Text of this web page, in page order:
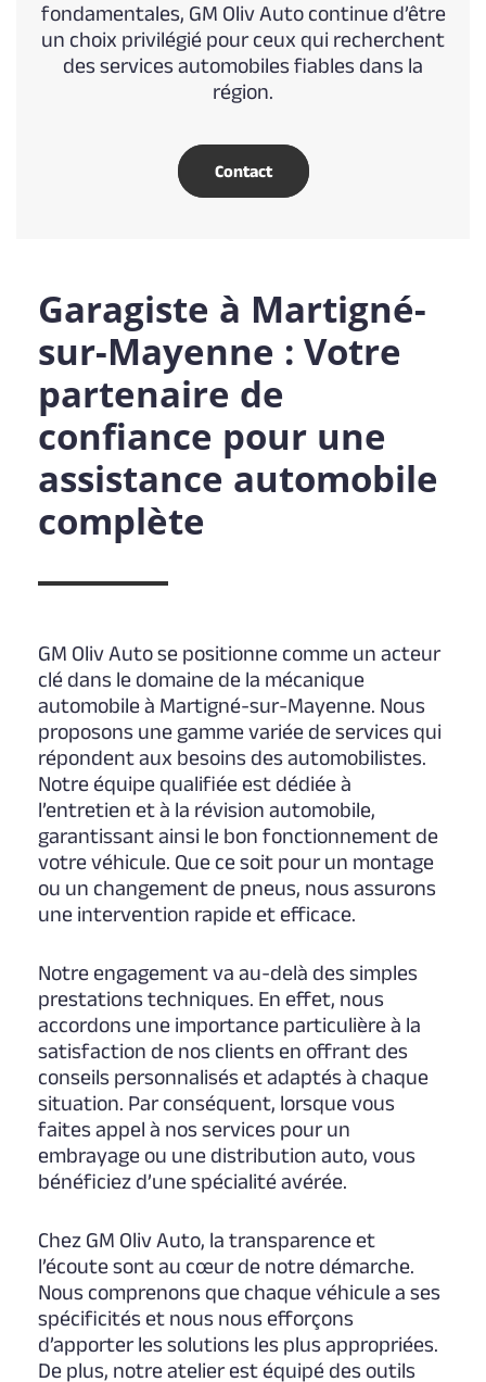
fondamentales, GM Oliv Auto continue d’être
un choix privilégié pour ceux qui recherchent
des services automobiles fiables dans la
région.
Contact
Garagiste à Martigné-
sur-Mayenne : Votre
partenaire de
confiance pour une
assistance automobile
complète
GM Oliv Auto se positionne comme un acteur
clé dans le domaine de la mécanique
automobile à Martigné-sur-Mayenne. Nous
proposons une gamme variée de services qui
répondent aux besoins des automobilistes.
Notre équipe qualifiée est dédiée à
l’entretien et à la révision automobile,
garantissant ainsi le bon fonctionnement de
votre véhicule. Que ce soit pour un montage
ou un changement de pneus, nous assurons
une intervention rapide et efficace.
Notre engagement va au-delà des simples
prestations techniques. En effet, nous
accordons une importance particulière à la
satisfaction de nos clients en offrant des
conseils personnalisés et adaptés à chaque
situation. Par conséquent, lorsque vous
faites appel à nos services pour un
embrayage ou une distribution auto, vous
bénéficiez d’une spécialité avérée.
Chez GM Oliv Auto, la transparence et
l’écoute sont au cœur de notre démarche.
Nous comprenons que chaque véhicule a ses
spécificités et nous nous efforçons
d’apporter les solutions les plus appropriées.
De plus, notre atelier est équipé des outils